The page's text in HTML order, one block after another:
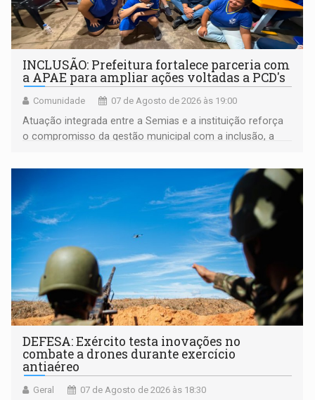
INCLUSÃO: Prefeitura fortalece parceria com
a APAE para ampliar ações voltadas a PCD's
Comunidade 07 de Agosto de 2026 às 19:00
Atuação integrada entre a Semias e a instituição reforça
o compromisso da gestão municipal com a inclusão, a
DEFESA: Exército testa inovações no
combate a drones durante exercício
antiaéreo
Geral 07 de Agosto de 2026 às 18:30